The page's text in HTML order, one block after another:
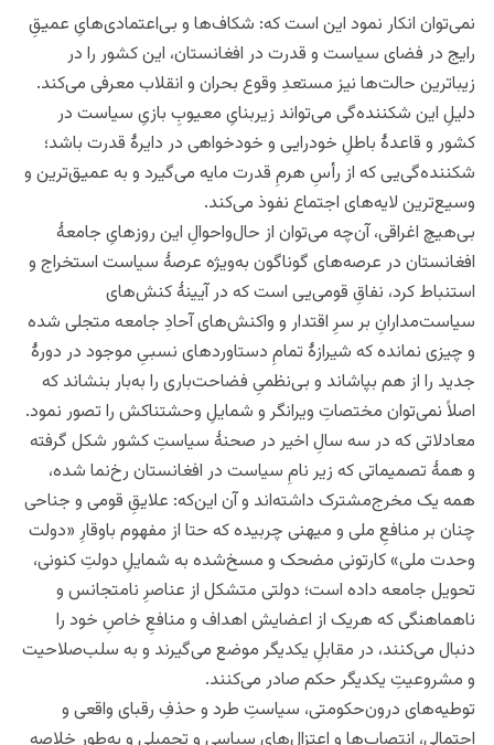
نمی‌توان انکار نمود این است که: شکاف‌ها و بی‌اعتمادی‌هایِ عمیقِ
رایج در فضای سیاست و قدرت در افغانستان، این کشور را در
زیباترین حالت‌ها نیز مستعدِ وقوع بحران و انقلاب معرفی می‌کند.
دلیلِ این شکننده‌گی می‌تواند زیربنایِ معیوبِ بازیِ سیاست در
کشور و قاعدۀ باطلِ خودرایی و خودخواهی در دایرۀ قدرت باشد؛
شکننده‌گی‌یی که از رأسِ هرمِ قدرت مایه می‌گیرد و به عمیق‌ترین و
وسیع‌ترین لایه‌های اجتماع نفوذ می‌کند.
بی‌هیچ اغراقی، آن‌چه می‌توان از حال‌واحوالِ این روزهایِ جامعۀ
افغانستان در عرصه‌های گوناگون به‌ویژه عرصۀ سیاست استخراج و
استنباط کرد، نفاقِ قومی‌یی است که در آیینۀ کنش‌های
سیاست‌مدارانِ بر سرِ اقتدار و واکنش‌های آحادِ جامعه متجلی شده
و چیزی نمانده که شیرازۀ تمامِ دستاوردهای نسبیِ موجود در دورۀ
جدید را از هم بپاشاند و بی‌نظمیِ فضاحت‌باری را به‌بار بنشاند که
اصلاً نمی‌توان مختصاتِ ویرانگر و شمایلِ وحشتناکش را تصور نمود.
معادلاتی که در ‌سه سالِ اخیر در صحنۀ سیاستِ کشور شکل گرفته
و همۀ تصمیماتی که زیر نامِ سیاست در افغانستان رخ‌نما شده،
همه یک مخرج‌مشترک داشته‌اند و آن این‌که: علایقِ قومی و جناحی
چنان بر منافعِ ملی و میهنی چربیده که حتا از مفهوم باوقارِ «دولت
وحدت ملی» کارتونی مضحک و مسخ‌شده به شمایلِ دولتِ کنونی،
تحویل جامعه داده است؛ دولتی متشکل از عناصرِ نامتجانس و
ناهماهنگی که هریک از اعضایش اهداف و منافعِ خاصِ خود را
دنبال می‌کنند، در مقابلِ یکدیگر موضع می‌گیرند و به سلب‌صلاحیت
و مشروعیتِ یکدیگر حکم صادر می‌کنند.
توطیه‌های درون‌حکومتی، سیاستِ طرد و‌ حذفِ رقبای واقعی و